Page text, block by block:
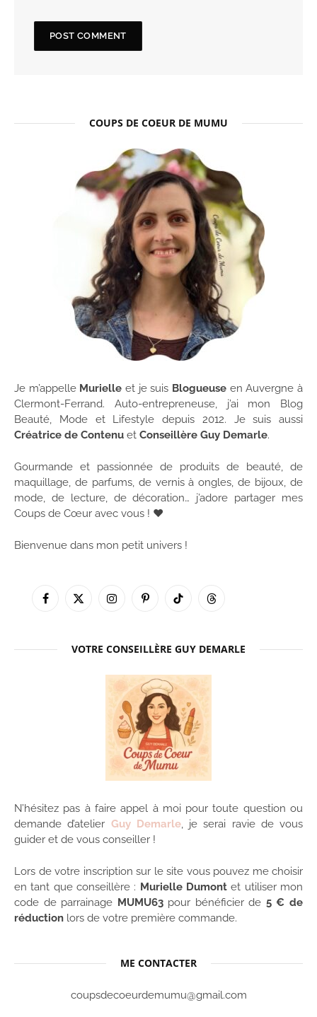
COUPS DE COEUR DE MUMU
Je m’appelle Murielle et je suis Blogueuse en Auvergne à
Clermont-Ferrand. Auto-entrepreneuse, j’ai mon Blog
Beauté, Mode et Lifestyle depuis 2012. Je suis aussi
Créatrice de Contenu et Conseillère Guy Demarle.
Gourmande et passionnée de produits de beauté, de
maquillage, de parfums, de vernis à ongles, de bijoux, de
mode, de lecture, de décoration… j’adore partager mes
Coups de Cœur avec vous ! ♥
Bienvenue dans mon petit univers !
Facebook
X
InstagramPinterestTikTok Threads
VOTRE CONSEILLÈRE GUY DEMARLE
N’hésitez pas à faire appel à moi pour toute question ou
demande d’atelier Guy Demarle, je serai ravie de vous
guider et de vous conseiller !
Lors de votre inscription sur le site vous pouvez me choisir
en tant que conseillère : Murielle Dumont et utiliser mon
code de parrainage MUMU63pour bénéficier de 5 € de
réduction lors de votre première commande.
ME CONTACTER
coupsdecoeurdemumu@gmail.com